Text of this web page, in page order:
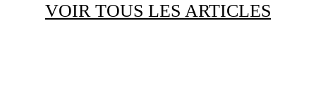
VOIR TOUS LES ARTICLES